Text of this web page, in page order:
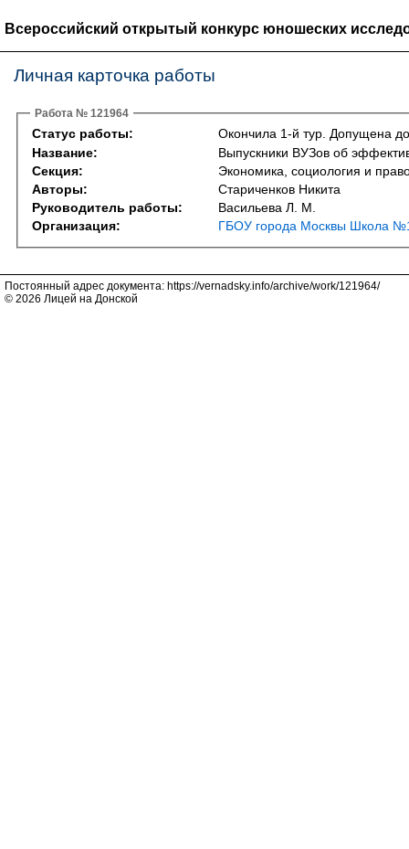
Всероссийский открытый конкурс юношеских
Личная карточка работы
Работа № 121964
Статус работы:
Окончила 1-й тур. Допущена
Название:
Выпускники ВУЗов об
Секция:
Экономика, социология и
Авторы:
Стариченков Никита
Руководитель работы:
Васильева Л. М.
Организация:
ГБОУ города Москвы Школа
Постоянный адрес документа: https://vernadsky.info/archive/work/121964/
© 2026 Лицей на Донской